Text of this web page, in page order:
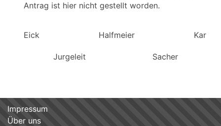
Antrag ist hier nicht gestellt worden.
Eick Halfmeier
Jurgeleit Sacher
Impressum
Über uns